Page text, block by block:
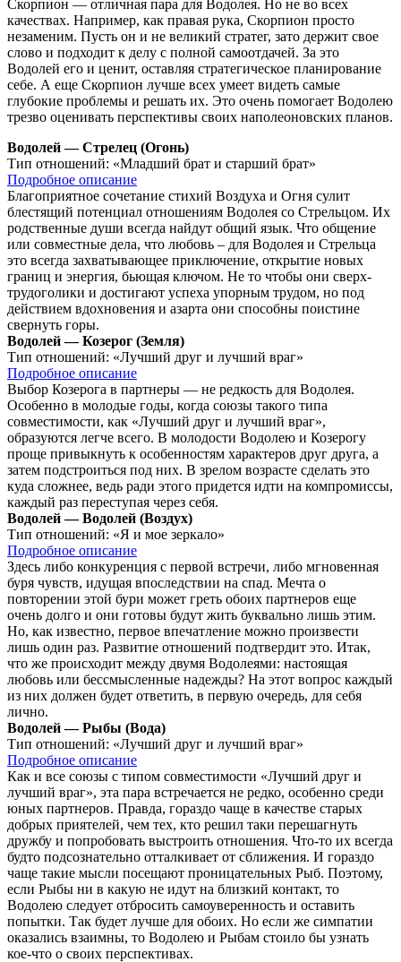
Скорпион — отличная пара для Водолея. Но не во всех
качествах. Например, как правая рука, Скорпион просто
незаменим. Пусть он и не великий стратег, зато держит свое
слово и подходит к делу с полной самоотдачей. За это
Водолей его и ценит, оставляя стратегическое планирование
себе. А еще Скорпион лучше всех умеет видеть самые
глубокие проблемы и решать их. Это очень помогает Водолею
трезво оценивать перспективы своих наполеоновских планов.
Водолей — Стрелец (Огонь)
Тип отношений: «Младший брат и старший брат»
Подробное описание
Благоприятное сочетание стихий Воздуха и Огня сулит
блестящий потенциал отношениям Водолея со Стрельцом. Их
родственные души всегда найдут общий язык. Что общение
или совместные дела, что любовь – для Водолея и Стрельца
это всегда захватывающее приключение, открытие новых
границ и энергия, бьющая ключом. Не то чтобы они сверх-
трудоголики и достигают успеха упорным трудом, но под
действием вдохновения и азарта они способны поистине
свернуть горы.
Водолей — Козерог (Земля)
Тип отношений: «Лучший друг и лучший враг»
Подробное описание
Выбор Козерога в партнеры — не редкость для Водолея.
Особенно в молодые годы, когда союзы такого типа
совместимости, как «Лучший друг и лучший враг»,
образуются легче всего. В молодости Водолею и Козерогу
проще привыкнуть к особенностям характеров друг друга, а
затем подстроиться под них. В зрелом возрасте сделать это
куда сложнее, ведь ради этого придется идти на компромиссы,
каждый раз переступая через себя.
Водолей — Водолей (Воздух)
Тип отношений: «Я и мое зеркало»
Подробное описание
Здесь либо конкуренция с первой встречи, либо мгновенная
буря чувств, идущая впоследствии на спад. Мечта о
повторении этой бури может греть обоих партнеров еще
очень долго и они готовы будут жить буквально лишь этим.
Но, как известно, первое впечатление можно произвести
лишь один раз. Развитие отношений подтвердит это. Итак,
что же происходит между двумя Водолеями: настоящая
любовь или бессмысленные надежды? На этот вопрос каждый
из них должен будет ответить, в первую очередь, для себя
лично.
Водолей — Рыбы (Вода)
Тип отношений: «Лучший друг и лучший враг»
Подробное описание
Как и все союзы с типом совместимости «Лучший друг и
лучший враг», эта пара встречается не редко, особенно среди
юных партнеров. Правда, гораздо чаще в качестве старых
добрых приятелей, чем тех, кто решил таки перешагнуть
дружбу и попробовать выстроить отношения. Что-то их всегда
будто подсознательно отталкивает от сближения. И гораздо
чаще такие мысли посещают проницательных Рыб. Поэтому,
если Рыбы ни в какую не идут на близкий контакт, то
Водолею следует отбросить самоуверенность и оставить
попытки. Так будет лучше для обоих. Но если же симпатии
оказались взаимны, то Водолею и Рыбам стоило бы узнать
кое-что о своих перспективах.